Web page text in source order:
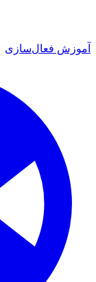
آموزش فعال‌سازی